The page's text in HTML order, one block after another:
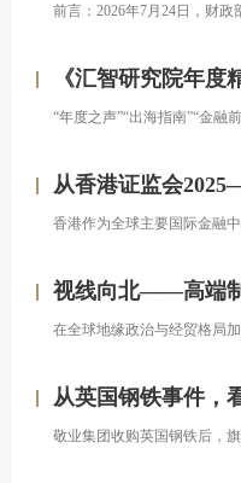
前言：2026年7月24日，财政
《汇智研究院年度
“年度之声”“出海指南”“金融
从香港证监会2025—26年
香港作为全球主要国际金融
视线向北——高端制
在全球地缘政治与经贸格局
从英国钢铁事件，看境
敬业集团收购英国钢铁后，